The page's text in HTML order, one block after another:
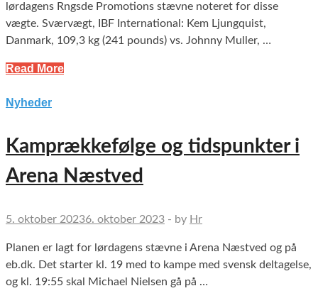
lørdagens Rngsde Promotions stævne noteret for disse
vægte. Sværvægt, IBF International: Kem Ljungquist,
Danmark, 109,3 kg (241 pounds) vs. Johnny Muller, …
Read More
Nyheder
Kamprækkefølge og tidspunkter i
Arena Næstved
5. oktober 20236. oktober 2023 - by Hr
Planen er lagt for lørdagens stævne i Arena Næstved og på
eb.dk. Det starter kl. 19 med to kampe med svensk deltagelse,
og kl. 19:55 skal Michael Nielsen gå på …